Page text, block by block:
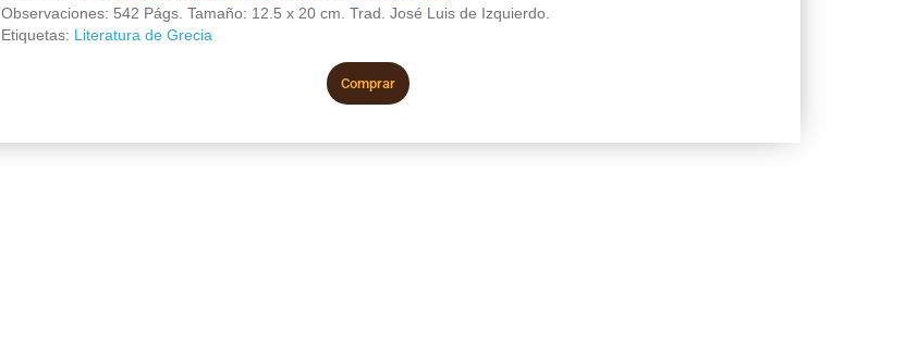
Observaciones: 542 Págs. Tamaño: 12.5 x 20 cm. Trad. José Luis de Izquierdo.
Etiquetas: Literatura de Grecia
Comprar